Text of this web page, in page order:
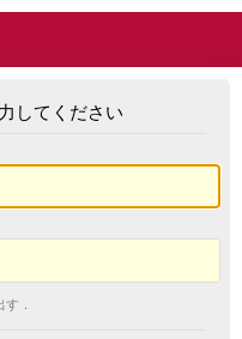
してください
．